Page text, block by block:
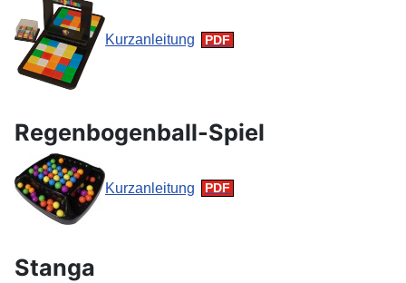
Kurzanleitung
Regenbogenball-Spiel
Kurzanleitung
Stanga